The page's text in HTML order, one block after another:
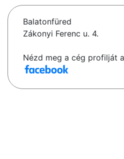
Balatonfüred
Zákonyi Ferenc u. 4.
Nézd meg a cég profilját a